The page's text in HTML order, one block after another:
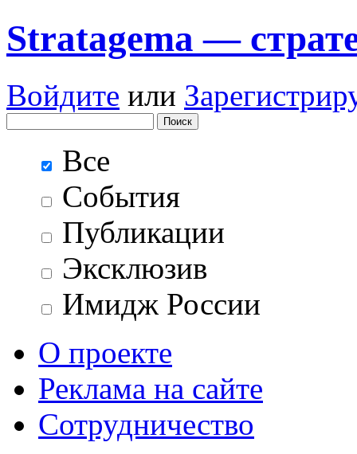
Stratagema —
Войдите или
Все
События
Публикации
Эксклюзив
Имидж России
О проекте
Реклама на сайте
Сотрудничество